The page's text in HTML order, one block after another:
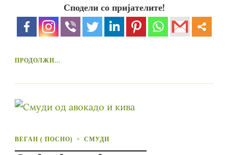
Сподели со пријателите!
ПРОДОЛЖИ...
ВЕГАН ( ПОСНО) СМУДИ